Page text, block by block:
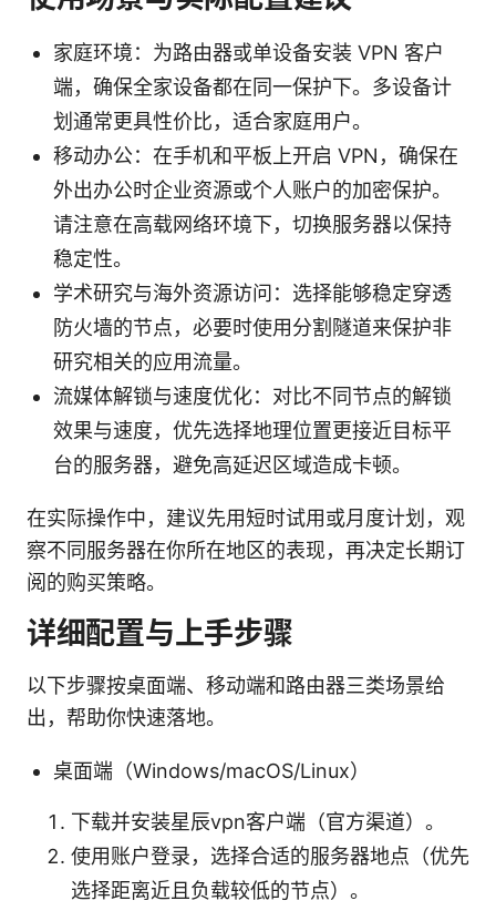
家庭环境：为路由器或单设备安装 VPN 客户
端，确保全家设备都在同一保护下。多设备计
划通常更具性价比，适合家庭用户。
移动办公：在手机和平板上开启 VPN，确保在
外出办公时企业资源或个人账户的加密保护。
请注意在高载网络环境下，切换服务器以保持
稳定性。
学术研究与海外资源访问：选择能够稳定穿透
防火墙的节点，必要时使用分割隧道来保护非
研究相关的应用流量。
流媒体解锁与速度优化：对比不同节点的解锁
效果与速度，优先选择地理位置更接近目标平
台的服务器，避免高延迟区域造成卡顿。
在实际操作中，建议先用短时试用或月度计划，观
察不同服务器在你所在地区的表现，再决定长期订
阅的购买策略。
详细配置与上手步骤
以下步骤按桌面端、移动端和路由器三类场景给
出，帮助你快速落地。
桌面端（Windows/macOS/Linux）
下载并安装星辰vpn客户端（官方渠道）。
使用账户登录，选择合适的服务器地点（优先
选择距离近且负载较低的节点）。